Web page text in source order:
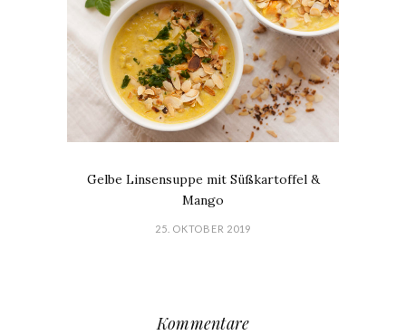
Gelbe Linsensuppe mit Süßkartoffel &
Mango
25. OKTOBER 2019
Kommentare